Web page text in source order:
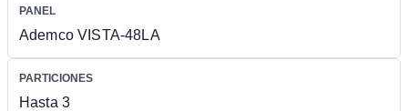
PANEL
Ademco VISTA-48LA
PARTICIONES
Hasta 3